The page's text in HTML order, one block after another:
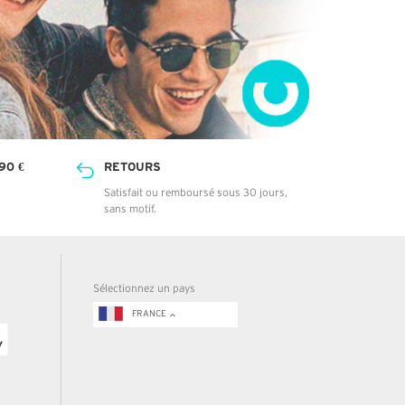
€ RETOURS
Satisfait ou remboursé sous 30 jours,
sans motif.
Sélectionnez un pays
FRANCE